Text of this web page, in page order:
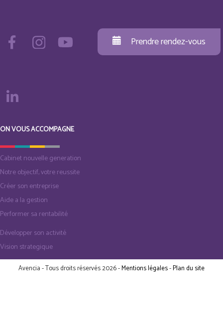
Prendre rendez-vous
ON VOUS ACCOMPAGNE
Cabinet nouvelle generation
Notre objectif, votre reussite
Créer son entreprise
Aide a la gestion
Performer sa rentabilité
Développer son activité
Vision strategique
Avencia - Tous droits réservés 2026 -Mentions légales-Plan du site